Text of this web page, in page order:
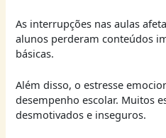
As interrupções nas aulas
alunos perderam conteúdos
básicas.
Além disso, o estresse
desempenho escolar. Muitos
desmotivados e inseguros.